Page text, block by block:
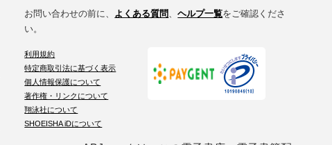
お問い合わせの前に、 よくある質問、ヘルプ一覧をご確認くださ
い。
利用規約
特定商取引法に基づく表示
個人情報保護について
著作権・リンクについて
翔泳社について
SHOEISHA iDについて